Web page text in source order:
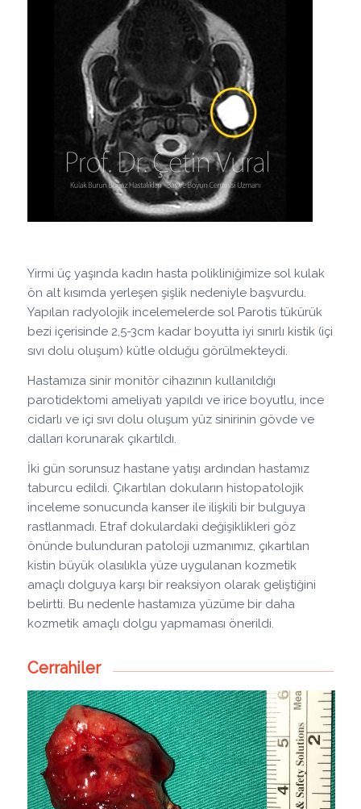
Yirmi üç yaşında kadın hasta polikliniğimize sol kulak
ön alt kısımda yerleşen şişlik nedeniyle başvurdu.
Yapılan radyolojik incelemelerde sol Parotis tükürük
bezi içerisinde 2,5-3cm kadar boyutta iyi sınırlı kistik (içi
sıvı dolu oluşum) kütle olduğu görülmekteydi.
Hastamıza sinir monitör cihazının kullanıldığı
parotidektomi ameliyatı yapıldı ve irice boyutlu, ince
cidarlı ve içi sıvı dolu oluşum yüz sinirinin gövde ve
dalları korunarak çıkartıldı.
İki gün sorunsuz hastane yatışı ardından hastamız
taburcu edildi. Çıkartılan dokuların histopatolojik
inceleme sonucunda kanser ile ilişkili bir bulguya
rastlanmadı. Etraf dokulardaki değişiklikleri göz
önünde bulunduran patoloji uzmanımız, çıkartılan
kistin büyük olasılıkla yüze uygulanan kozmetik
amaçlı dolguya karşı bir reaksiyon olarak geliştiğini
belirtti. Bu nedenle hastamıza yüzüme bir daha
kozmetik amaçlı dolgu yapmaması önerildi.
Cerrahiler